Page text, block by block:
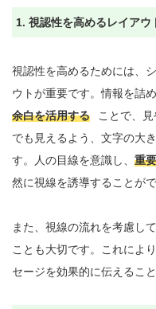
1. 視認性を高めるレイアウ
視認性を高めるためには、
ウトが重要です。情報を詰
余白を活用する
ことで、
でも見えるよう、文字の大
す。人の目線を意識し、 重
然に視線を誘導することがで
また、視線の流れを考慮し
ことも大切です。これによ
セージを効果的に伝えるこ